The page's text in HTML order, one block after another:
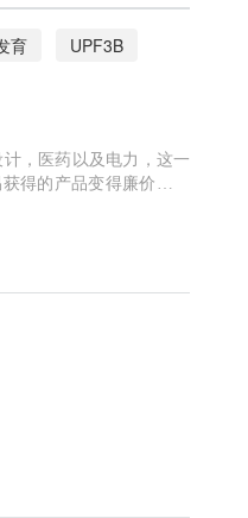
育
UPF3B
医疗
药物
，医药以及电力，这一
得的产品变得廉价而又